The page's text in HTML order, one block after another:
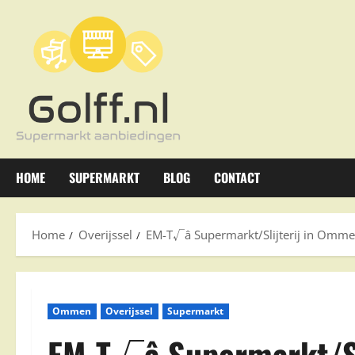
inhoud
HOME SUPERMARKT BLOG CONTACT
Home Overijssel EM-T√â Supermarkt/Slijterij in
Ommen Overijssel Supermarkt